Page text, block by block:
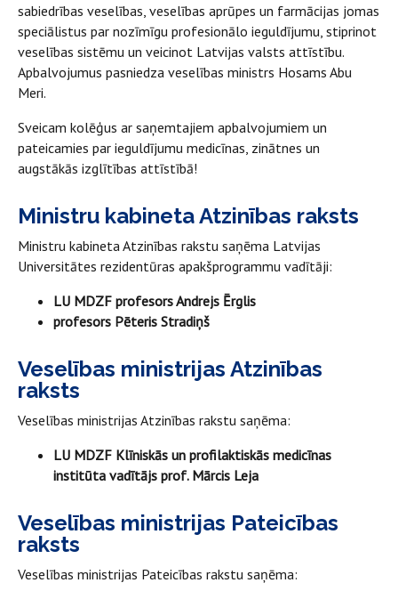
sabiedrības veselības, veselības aprūpes un farmācijas jomas
speciālistus par nozīmīgu profesionālo ieguldījumu, stiprinot
veselības sistēmu un veicinot Latvijas valsts attīstību.
Apbalvojumus pasniedza veselības ministrs Hosams Abu
Meri.
Sveicam kolēģus ar saņemtajiem apbalvojumiem un
pateicamies par ieguldījumu medicīnas, zinātnes un
augstākās izglītības attīstībā!
Ministru kabineta Atzinības raksts
Ministru kabineta Atzinības rakstu saņēma Latvijas
Universitātes rezidentūras apakšprogrammu vadītāji:
LU MDZF profesors Andrejs Ērglis
profesors Pēteris Stradiņš
Veselības ministrijas Atzinības
raksts
Veselības ministrijas Atzinības rakstu saņēma:
LU MDZF Klīniskās un profilaktiskās medicīnas
institūta vadītājs prof. Mārcis Leja
Veselības ministrijas Pateicības
raksts
Veselības ministrijas Pateicības rakstu saņēma: